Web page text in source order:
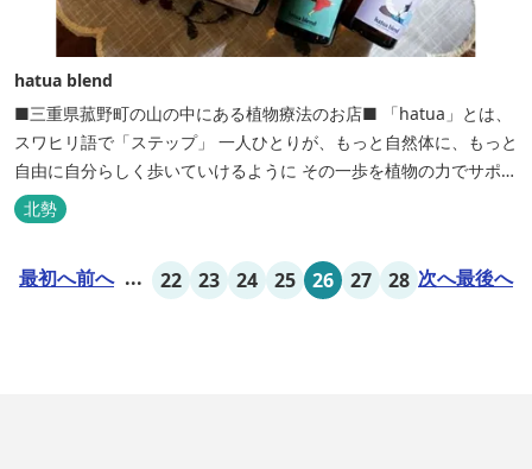
hatua blend
■三重県菰野町の山の中にある植物療法のお店■ 「hatua」とは、
スワヒリ語で「ステップ」 一人ひとりが、もっと自然体に、もっと
自由に自分らしく歩いていけるように その一歩を植物の力でサポー
トしたいという思いから生まれたお店。 黄土スチームよもぎ蒸しや
アロマの調合、季節の養生講座、アロマ講座、腸活講座、ワークシ
に...
北勢
最初へ前へ ... 22 23 24 25 26 27 28 次へ最後へ